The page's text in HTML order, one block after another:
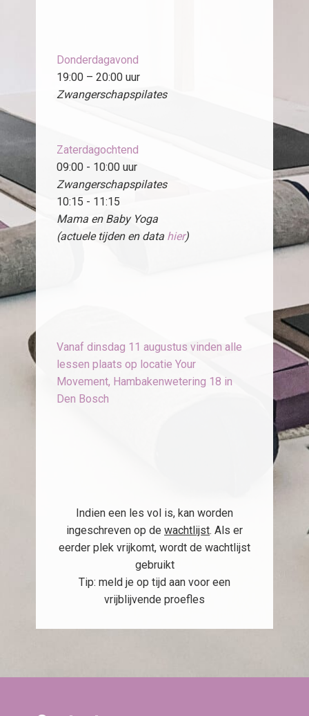
Donderdagavond
19:00 – 20:00 uur
Zwangerschapspilates
Zaterdagochtend
09:00 - 10:00 uur
Zwangerschapspilates
10:15 - 11:15
Mama en Baby Yoga
(actuele tijden en data hier)
Vanaf dinsdag 11 augustus vinden alle
lessen plaats op locatie Your
Movement, Hambakenwetering 18 in
Den Bosch
Indien een les vol is, kan worden
ingeschreven op de wachtlijst. Als er
eerder plek vrijkomt, wordt de wachtlijst
gebruikt
Tip: meld je op tijd aan voor een
vrijblijvende proefles